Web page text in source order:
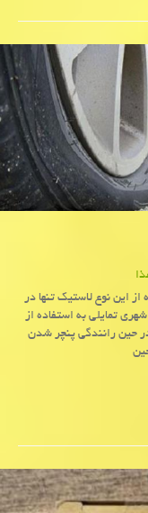
این نوع لاستیک تنها در
تمایلی به استفاده از
حین رانندگی پنچر شدن